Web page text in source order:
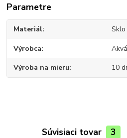
Parametre
Materiál Sklo
Výrobca
Výroba na mieru 10
Súvisiaci tovar 3